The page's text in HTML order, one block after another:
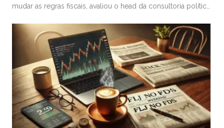
mudar as regras fiscais, avaliou o head da consultoria política
político e colunista do Faria Lima Journal, Leopoldo Vieira.
Na conversa, o diretor da Eurasia fez […]